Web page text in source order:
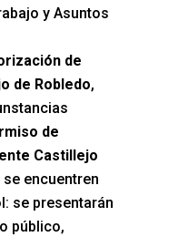
y Asuntos
de
de Robledo,
de
Castillejo
encuentren
se presentarán
público,